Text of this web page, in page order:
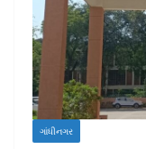
ગાંધીનગર